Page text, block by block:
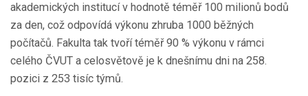
akademických institucí v hodnotě téměř 100 milionů bodů
za den, což odpovídá výkonu zhruba 1000 běžných
počítačů. Fakulta tak tvoří téměř 90 % výkonu v rámci
celého ČVUT a celosvětově je k dnešnímu dni na 258.
pozici z 253 tisíc týmů.